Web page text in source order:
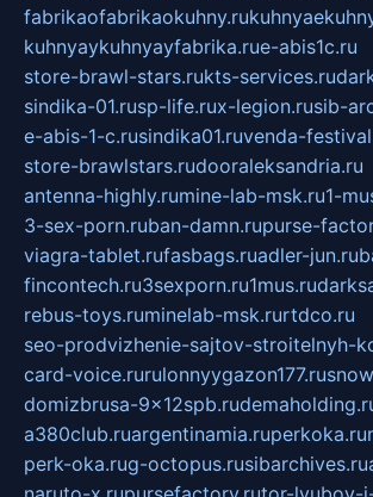
fabrikaofabrikaokuhny.ru
kuhnyaykuhnyayfabrika.rue-abis1c.ru
store-brawl-stars.rukts-services.ru
sindika-01.rusp-life.rux-legion.rusib-
e-abis-1-c.rusindika01.ruvenda-
store-brawlstars.rudooraleksandria.ru
antenna-highly.rumine-lab-msk.ru1-
3-sex-porn.ruban-damn.rupurse-
viagra-tablet.rufasbags.ruadler-jun.ru
fincontech.ru3sexporn.ru1mus.ru
rebus-toys.ruminelab-msk.rurtdco.ru
seo-prodvizhenie-sajtov-stroitelnyh-
card-voice.rurulonnyygazon177.ru
domizbrusa-9x12spb.ru
a380club.ruargentinamia.ruperkoka.ru
perk-oka.rug-octopus.rusibarchives.ru